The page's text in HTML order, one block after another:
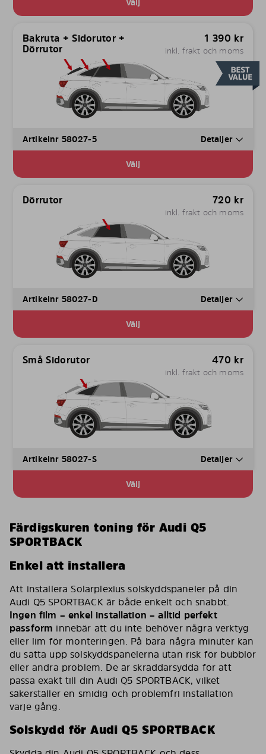
Bakruta + Sidorutor +
Dörrutor
1 390 kr
inkl. frakt och moms
Artikelnr 58027-5 Detaljer
Välj
Dörrutor 720 kr
inkl. frakt och moms
Artikelnr 58027-D Detaljer
Välj
Små Sidorutor 470 kr
inkl. frakt och moms
Artikelnr 58027-S Detaljer
Välj
Färdigskuren toning för Audi Q5
SPORTBACK
Enkel att installera
Att installera Solarplexius solskyddspaneler på din
Audi Q5 SPORTBACK är både enkelt och snabbt.
Ingen film – enkel installation – alltid perfekt
passform innebär att du inte behöver några verktyg
eller lim för monteringen. På bara några minuter kan
du sätta upp solskyddspanelerna utan risk för bubblor
eller andra problem. De är skräddarsydda för att
passa exakt till din Audi Q5 SPORTBACK, vilket
säkerställer en smidig och problemfri installation
varje gång.
Solskydd för Audi Q5 SPORTBACK